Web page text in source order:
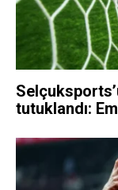
tutuklandı: